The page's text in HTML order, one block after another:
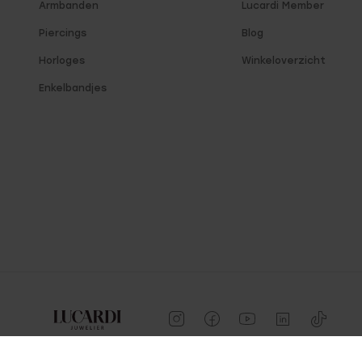
Armbanden
Piercings
Horloges
Enkelbandjes
Lucardi Member
Blog
Winkeloverzicht